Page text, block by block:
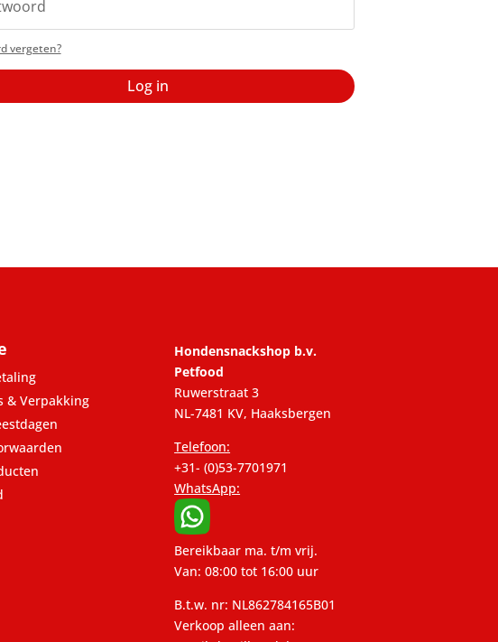
vergeten?
Log in
& Verpakking
Hondensnackshop b.v.
Petfood
Ruwerstraat 3
NL-7481 KV, Haaksbergen
Telefoon:
+31- (0)53-7701971
WhatsApp:
Bereikbaar ma. t/m vrij.
Van: 08:00 tot 16:00 uur
B.t.w. nr: NL862784165B01
Verkoop alleen aan: